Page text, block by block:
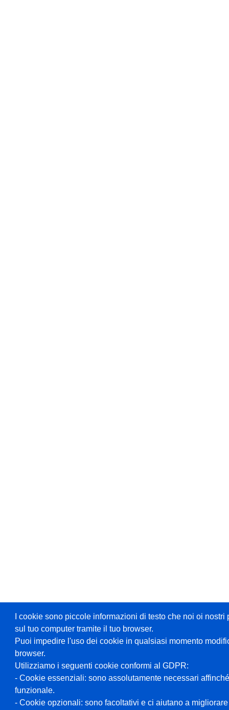
I cookie sono piccole informazioni di testo che noi oi
sul tuo computer tramite il tuo browser.
Puoi impedire l'uso dei cookie in qualsiasi momento
browser.
Utilizziamo i seguenti cookie conformi al GDPR:
- Cookie essenziali: sono assolutamente necessari
funzionale.
- Cookie opzionali: sono facoltativi e ci aiutano a